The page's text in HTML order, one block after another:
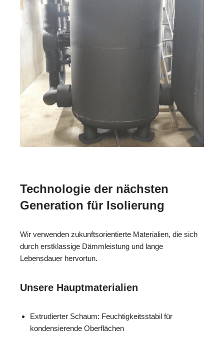
Technologie der nächsten
Generation für Isolierung
Wir verwenden zukunftsorientierte Materialien, die sich
durch erstklassige Dämmleistung und lange
Lebensdauer hervortun.
Unsere Hauptmaterialien
Extrudierter Schaum: Feuchtigkeitsstabil für
kondensierende Oberflächen